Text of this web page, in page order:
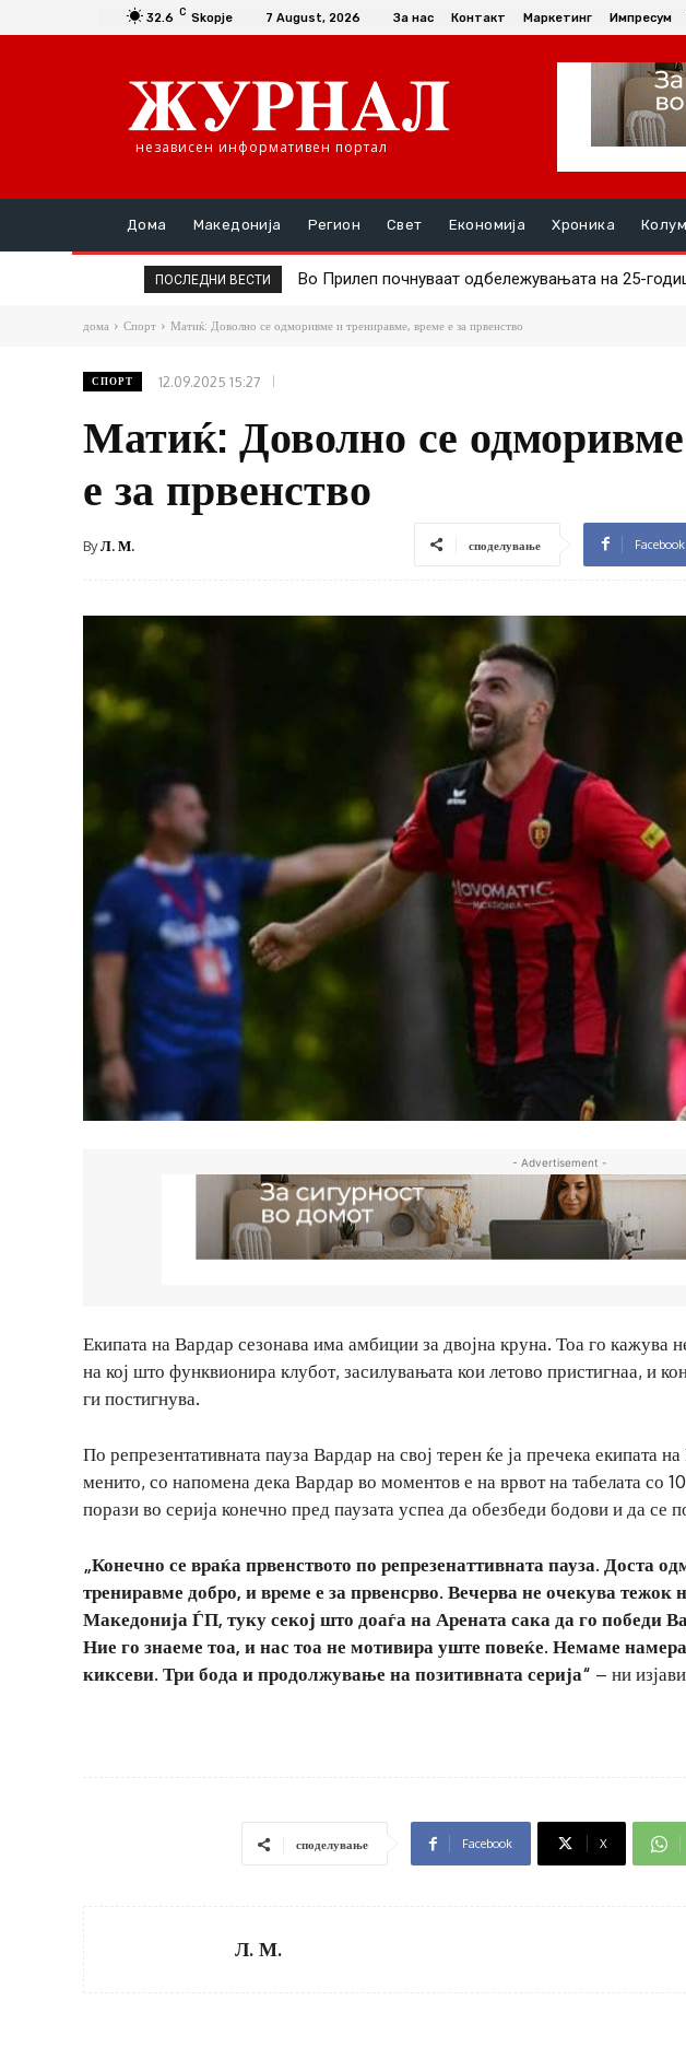
32.6 C Skopje 7 August, 2026 За нас Контакт Маркетинг Импресум
независен информативен портал
Дома Македонија Регион Свет Економија Хроника
ПОСЛЕДНИ ВЕСТИ Во Прилеп почнуваат одбележувањата на 25-
Туристи реагираат: Во 7:20 плажите во
дома Спорт Матиќ: Доволно се одморивме и трениравме, време е за првенство
СПОРТ 12.09.2025 15:27
Матиќ: Доволно се
е за првенство
ByЛ. М. споделување Facebook
- Advertisement -
Екипата на Вардар сезонава има амбиции за двојна круна. Тоа го кажува
на кој што функвионира клубот, засилувањата кои летово пристигнаа, и
ги постигнува.
По репрезентативната пауза Вардар на свој терен ќе ја пречека екипата
менито, со напомена дека Вардар во моментов е на врвот на табелата со
порази во серија конечно пред паузата успеа да обезбеди бодови и да се
„Конечно се враќа првенството по репрезенаттивната пауза. Доста
трениравме добро, и време е за првенсрво. Вечерва не очекува тежок
Македонија ЃП, туку секој што доаѓа на Арената сака да го победи
Ние го знаеме тоа, и нас тоа не мотивира уште повеќе. Немаме
киксеви. Три бода и продолжување на позитивната серија“ – ни
споделување Facebook X
Л. М.